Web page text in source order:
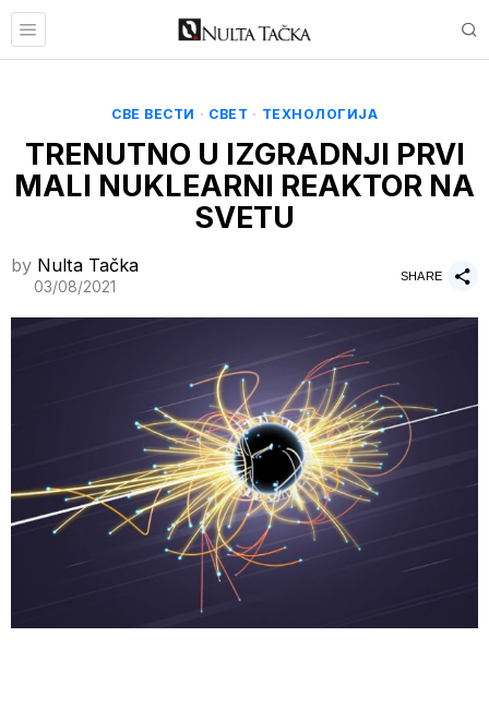
СВЕ ВЕСТИ · СВЕТ · ТЕХНОЛОГИЈА
TRENUTNO U IZGRADNJI PRVI
MALI NUKLEARNI REAKTOR NA
SVETU
by Nulta Tačka
03/08/2021
SHARE